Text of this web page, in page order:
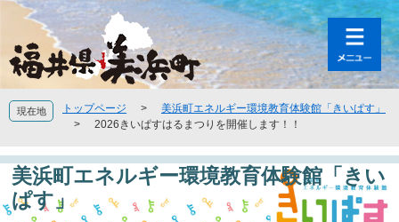
の
頭
で
。
ー
飛
ば
て
へ
現在地 トップページ >
美浜町エネルギー環境教育体験館「きいぱす」
>
2026きいぱすはるまつりを開催します！！
美浜町エネルギー環境教育体験館「きい
ぱす」